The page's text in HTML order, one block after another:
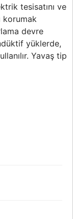
tesisatını ve
korumak
devre
yüklerde,
Yavaş tip